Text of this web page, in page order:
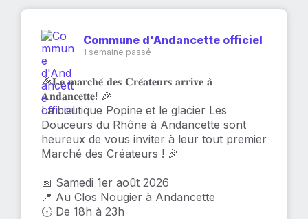
Commune d'Andancette officiel
1 semaine passé
🎉𝐋𝐞 𝐦𝐚𝐫𝐜𝐡𝐞́ 𝐝𝐞𝐬 𝐂𝐫𝐞́𝐚𝐭𝐞𝐮𝐫𝐬 𝐚𝐫𝐫𝐢𝐯𝐞 𝐚̀
𝐀𝐧𝐝𝐚𝐧𝐜𝐞𝐭𝐭𝐞! 🎉
La boutique Popine et le glacier Les
Douceurs du Rhône à Andancette sont
heureux de vous inviter à leur tout premier
Marché des Créateurs ! 🎉
📅 Samedi 1er août 2026
📍 Au Clos Nougier à Andancette
🕕 De 18h à 23h